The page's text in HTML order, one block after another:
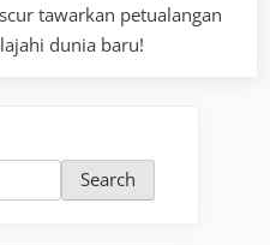
tawarkan petualangan
dunia baru!
Search